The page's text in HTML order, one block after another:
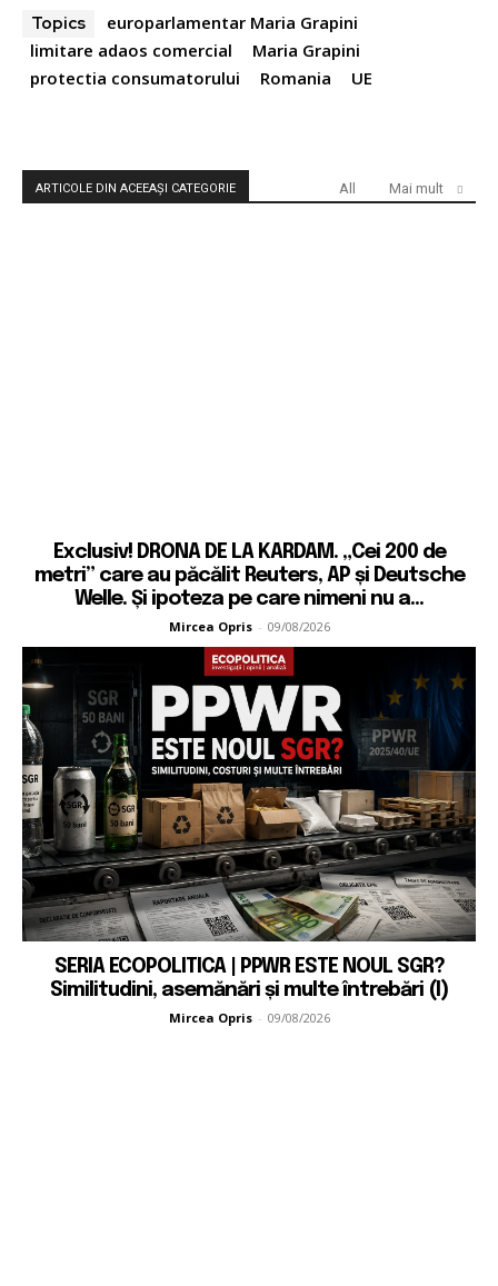
Topics
europarlamentar Maria Grapini
limitare adaos comercial
Maria Grapini
protectia consumatorului
Romania UE
ARTICOLE DIN ACEEAȘI CATEGORIE All Mai mult
Exclusiv! DRONA DE LA KARDAM. „Cei 200 de
metri” care au păcălit Reuters, AP și Deutsche
Welle. Și ipoteza pe care nimeni nu a...
Mircea Opris - 09/08/2026
SERIA ECOPOLITICA | PPWR ESTE NOUL SGR?
Similitudini, asemănări și multe întrebări (I)
Mircea Opris - 09/08/2026